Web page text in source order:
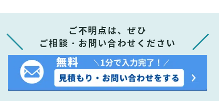
ご不明点は、ぜひ
ご相談・お問い合わせください